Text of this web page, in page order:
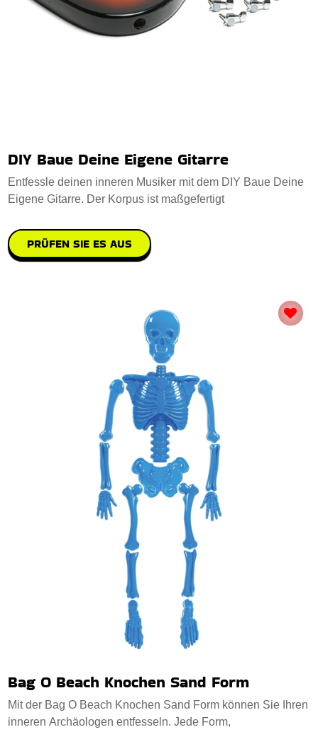
DIY Baue Deine Eigene Gitarre
Entfessle deinen inneren Musiker mit dem DIY Baue Deine
Eigene Gitarre. Der Korpus ist maßgefertigt
PRÜFEN SIE ES AUS
Bag O Beach Knochen Sand Form
Mit der Bag O Beach Knochen Sand Form können Sie Ihren
inneren Archäologen entfesseln. Jede Form,